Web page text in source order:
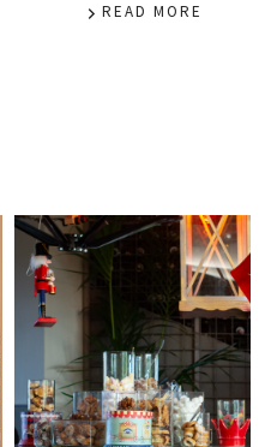
READ MORE